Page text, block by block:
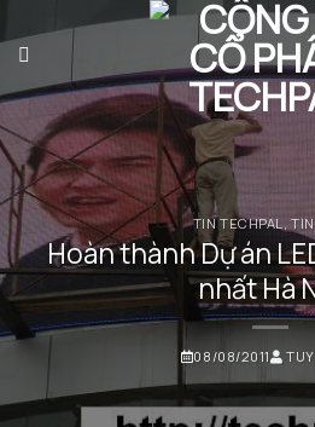
qua
dung
TIN TECHPAL ,
Hoàn thành Dự án
nhất Hà
08/08/2011